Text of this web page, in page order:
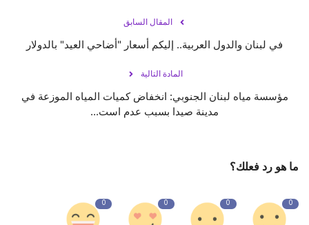
المقال السابق
في لبنان والدول العربية.. إليكم أسعار "أضاحي العيد" بالدولار
المادة التالية
مؤسسة مياه لبنان الجنوبي: انخفاض كميات المياه الموزعة في
مدينة صيدا بسبب عدم است...
ما هو رد فعلك؟
0
0
0
0